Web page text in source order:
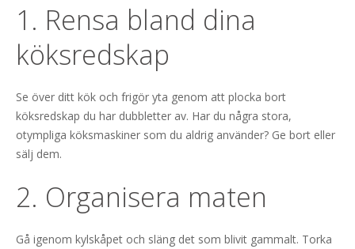
1. Rensa bland dina
köksredskap
Se över ditt kök och frigör yta genom att plocka bort
köksredskap du har dubbletter av. Har du några stora,
otympliga köksmaskiner som du aldrig använder? Ge bort eller
sälj dem.
2. Organisera maten
Gå igenom kylskåpet och släng det som blivit gammalt. Torka